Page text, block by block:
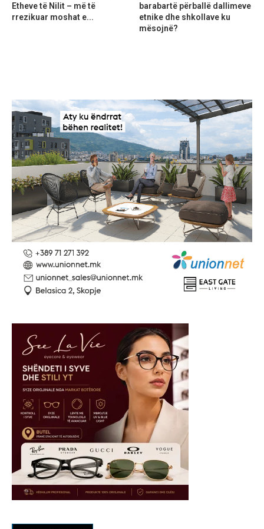
Etheve të Nilit – më të
rrezikuar moshat e...
barabartë përballë dallimeve
etnike dhe shkollave ku
mësojnë?